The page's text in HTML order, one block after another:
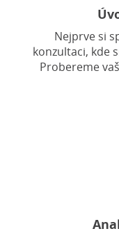
Nejprve si
konzultaci, kde
Probereme